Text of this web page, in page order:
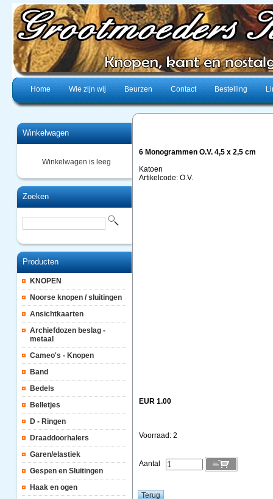
Home Wie zijn wij Beurzen Contact Bestelling
Winkelwagen
Winkelwagen is leeg
Zoeken
Producten
KNOPEN
Noorse knopen / sluitingen
Ansichtkaarten
Archiefdozen beslag -
metaal
Cameo's - Knopen
Band
Bedels
Belletjes
D - Ringen
Draaddoorhalers
Garen/elastiek
Gespen en Sluitingen
Haak en ogen
6 Monogrammen O.V. 4,5 x 2,5 cm
Katoen
Artikelcode: O.V.
EUR 1.00
Voorraad: 2
Aantal